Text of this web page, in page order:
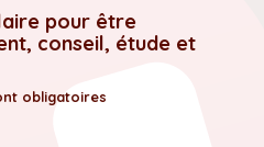
pour être
conseil, étude et
obligatoires